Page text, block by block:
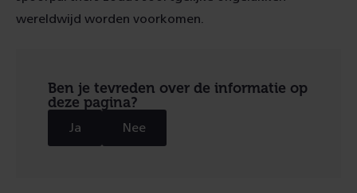
wereldwijd worden voorkomen.
Ben je tevreden over de informatie op
deze pagina?
Ja Nee